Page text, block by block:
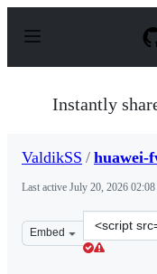
p
Instantly
ValdikSS / huawei-
Last active July 20, 2026 02:08
Embed
Clone
this